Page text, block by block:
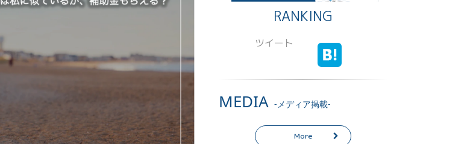
RANKING
ツイート
MEDIA -メディア掲載-
More